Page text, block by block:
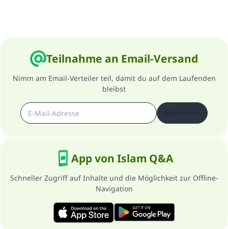
Teilnahme an Email-Versand
Nimm am Email-Verteiler teil, damit du auf dem Laufenden
bleibst
App von Islam Q&A
Schneller Zugriff auf Inhalte und die Möglichkeit zur Offline-
Navigation